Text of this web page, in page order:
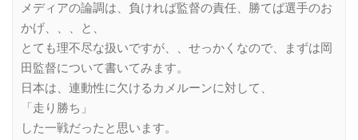
メディアの論調は、負ければ監督の責任、勝てば選手のお
かげ、、、と、
とても理不尽な扱いですが、、せっかくなので、まずは岡
田監督について書いてみます。
日本は、連動性に欠けるカメルーンに対して、
「走り勝ち」
した一戦だったと思います。